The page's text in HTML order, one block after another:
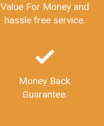
Value For Money and
hassle free service.
Money Back
Guarantee.